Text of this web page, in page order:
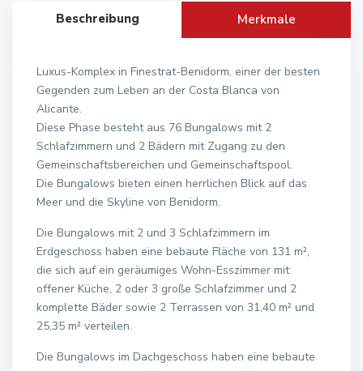
Beschreibung Merkmale
Luxus-Komplex in Finestrat-Benidorm, einer der besten
Gegenden zum Leben an der Costa Blanca von
Alicante.
Diese Phase besteht aus 76 Bungalows mit 2
Schlafzimmern und 2 Bädern mit Zugang zu den
Gemeinschaftsbereichen und Gemeinschaftspool.
Die Bungalows bieten einen herrlichen Blick auf das
Meer und die Skyline von Benidorm.
Die Bungalows mit 2 und 3 Schlafzimmern im
Erdgeschoss haben eine bebaute Fläche von 131 m²,
die sich auf ein geräumiges Wohn-Esszimmer mit
offener Küche, 2 oder 3 große Schlafzimmer und 2
komplette Bäder sowie 2 Terrassen von 31,40 m² und
25,35 m² verteilen.
Die Bungalows im Dachgeschoss haben eine bebaute